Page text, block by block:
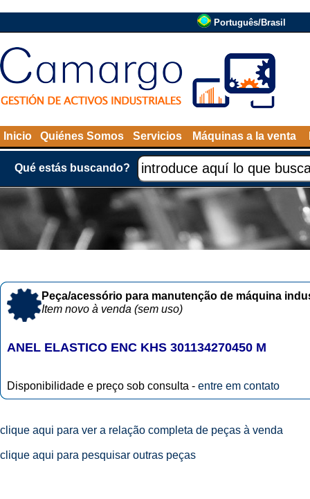
Português/Brasil
Inicio Quiénes Somos Servicios Máquinas a la venta
Qué estás buscando?
Peça/acessório para manutenção de máquina
Item novo à venda (sem uso)
ANEL ELASTICO ENC KHS 301134270450 M
Disponibilidade e preço sob consulta - entre em contato
clique aqui para ver a relação completa de peças à venda
clique aqui para pesquisar outras peças